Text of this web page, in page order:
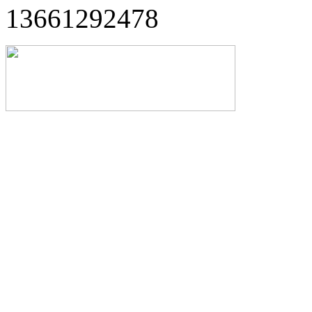
13661292478